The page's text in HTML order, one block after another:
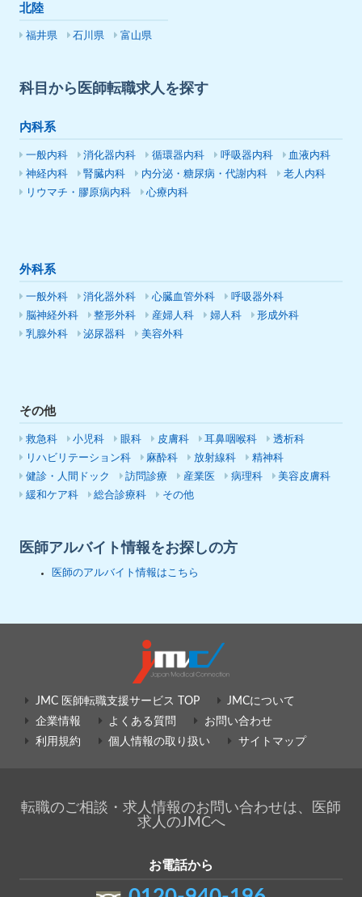
北陸
福井県 石川県 富山県
科目から医師転職求人を探す
内科系
一般内科 消化器内科 循環器内科 呼吸器内科
血液内科
神経内科
腎臓内科 内分泌・糖尿病・代謝内科
老人内科
リウマチ・膠原病内科
心療内科
外科系
一般外科 消化器外科 心臓血管外科
呼吸器外科
脳神経外科
整形外科 産婦人科 婦人科
形成外科
乳腺外科
泌尿器科 美容外科
その他
救急科 小児科 眼科 皮膚科 耳鼻咽喉科
透析科
リハビリテーション科
麻酔科 放射線科
精神科
健診・人間ドック
訪問診療 産業医 病理科
美容皮膚科
緩和ケア科
総合診療科 その他
医師アルバイト情報をお探しの方
医師のアルバイト情報はこちら
JMC 医師転職支援サービス TOP
JMCについて
企業情報
よくある質問
お問い合わせ
利用規約
個人情報の取り扱い サイトマップ
転職のご相談・求人情報のお問い合わせは、医師
求人のJMCへ
お電話から